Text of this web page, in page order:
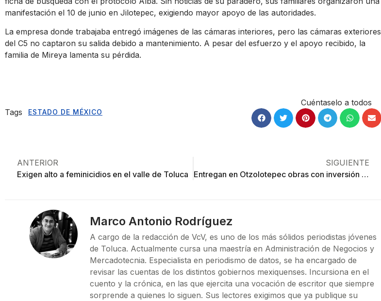
manifestación el 10 de junio en Jilotepec, exigiendo mayor apoyo de las autoridades.
La empresa donde trabajaba entregó imágenes de las cámaras interiores, pero las cámaras exteriores
del C5 no captaron su salida debido a mantenimiento. A pesar del esfuerzo y el apoyo recibido, la
familia de Mireya lamenta su pérdida.
Tags ESTADO DE MÉXICO
Cuéntaselo a todos
ANTERIOR
Exigen alto a feminicidios en el valle de Toluca
SIGUIENTE
Entregan en Otzolotepec obras con inversión de más de 5 mdp
Marco Antonio Rodríguez
A cargo de la redacción de VcV, es uno de los más sólidos periodistas jóvenes
de Toluca. Actualmente cursa una maestría en Administración de Negocios y
Mercadotecnia. Especialista en periodismo de datos, se ha encargado de
revisar las cuentas de los distintos gobiernos mexiquenses. Incursiona en el
cuento y la crónica, en las que ejercita una vocación de escritor que siempre
sorprende a quienes lo siguen. Sus lectores exigimos que ya publique su